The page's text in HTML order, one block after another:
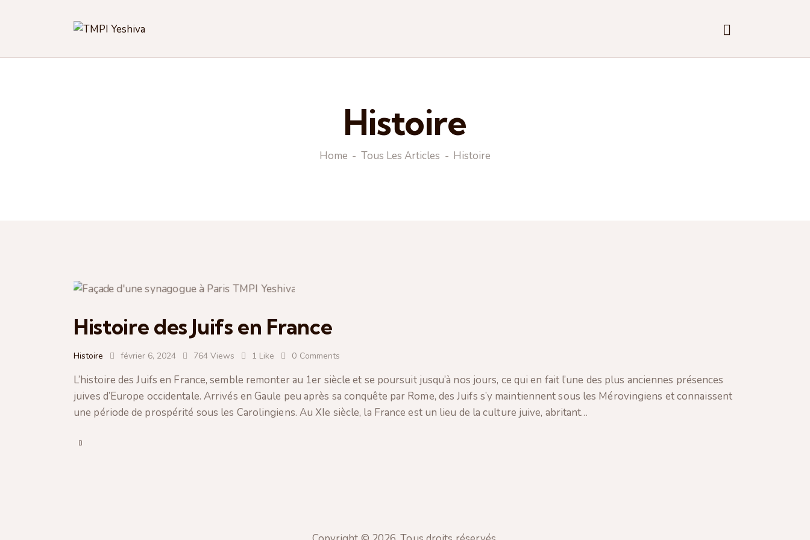
Histoire
Home Tous Les Articles Histoire
Histoire des Juifs en France
Histoire février 6, 2024 764 Views 1 Like 0 Comments
L’histoire des Juifs en France, semble remonter au 1er siècle et se poursuit jusqu’à nos jours, ce qui en fait l’une des plus anciennes présences
juives d’Europe occidentale. Arrivés en Gaule peu après sa conquête par Rome, des Juifs s’y maintiennent sous les Mérovingiens et connaissent
une période de prospérité sous les Carolingiens. Au XIe siècle, la France est un lieu de la culture juive, abritant…